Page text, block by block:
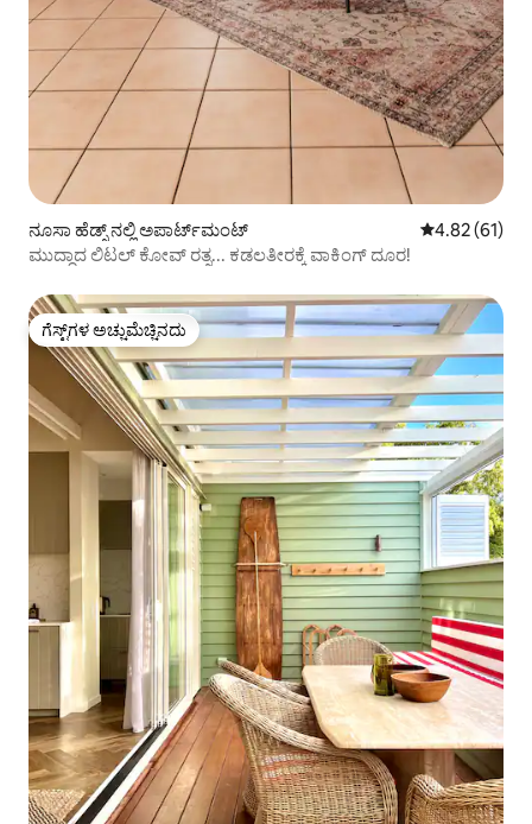
ನೂಸಾ ಹೆಡ್ಸ್ ನಲ್ಲಿ ಅಪಾರ್ಟ್‌ಮಂಟ್ 5 ರಲ್ಲಿ 4.82
4.82 (61)
ಮುದ್ದಾದ ಲಿಟಲ್ ಕೋವ್ ರತ್ನ... ಕಡಲತೀರಕ್ಕೆ ವಾಕಿಂಗ್ ದೂರ!
ಗೆಸ್ಟ್‌ಗಳ ಅಚ್ಚುಮೆಚ್ಚಿನದು
ಗೆಸ್ಟ್‌ಗಳ ಅಚ್ಚುಮೆಚ್ಚಿನದು